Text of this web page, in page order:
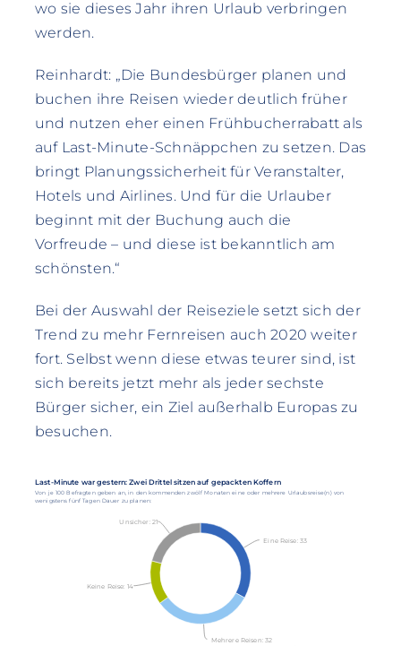
wo sie dieses Jahr ihren Urlaub verbringen
werden.
Reinhardt: „Die Bundesbürger planen und
buchen ihre Reisen wieder deutlich früher
und nutzen eher einen Frühbucherrabatt als
auf Last-Minute-Schnäppchen zu setzen. Das
bringt Planungssicherheit für Veranstalter,
Hotels und Airlines. Und für die Urlauber
beginnt mit der Buchung auch die
Vorfreude – und diese ist bekanntlich am
schönsten.“
Bei der Auswahl der Reiseziele setzt sich der
Trend zu mehr Fernreisen auch 2020 weiter
fort. Selbst wenn diese etwas teurer sind, ist
sich bereits jetzt mehr als jeder sechste
Bürger sicher, ein Ziel außerhalb Europas zu
besuchen.
Last-Minute war gestern: Zwei Drittel sitzen auf gepackten Koffern
Von je 100 Befragten geben an, in den kommenden zwölf Monaten eine oder mehrere Urlaubsreise(n) von
wenigstens fünf Tagen Dauer zu planen:
Eine Reise: 33
Mehrere Reisen: 32
Keine Reise: 14
Unsicher: 21